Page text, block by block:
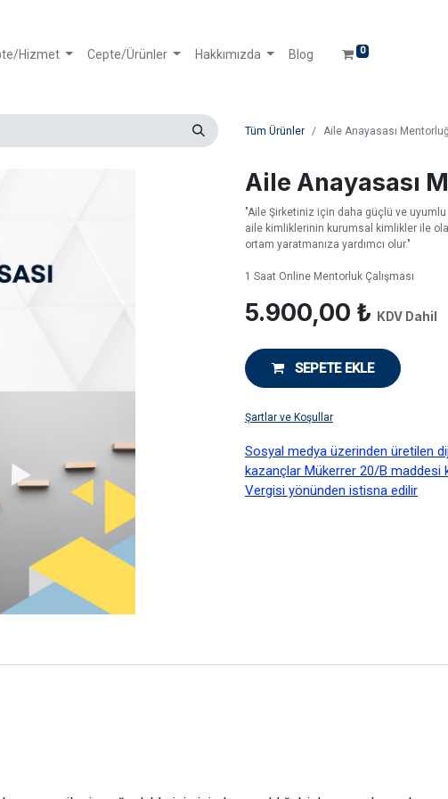
Hizmet Cepte/Ürünler Hakkımızda Blog 0
Tüm Ürünler Aile Anayasası
Aile Anayasası
"Aile Şirketiniz için daha güçlü ve
aile kimliklerinin kurumsal kimlikler ile
ortam yaratmanıza yardımcı olur."
1 Saat Online Mentorluk Çalışması
5.900,00 ₺ KDV Dahil
SEPETE EKLE
Şartlar ve Koşullar
Sosyal medya üzerinden üretilen
kazançlar Mükerrer 20/B maddesi
Vergisi yönünden istisna edilir